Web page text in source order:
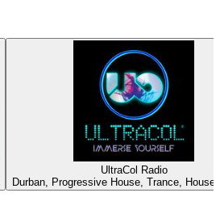
UltraCol Radio
Durban, Progressive House, Trance,